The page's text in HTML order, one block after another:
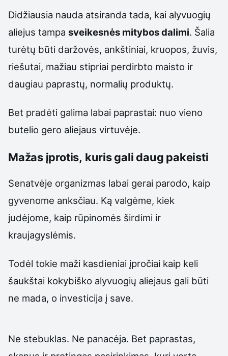
Didžiausia nauda atsiranda tada, kai alyvuogių
aliejus tampa sveikesnės mitybos dalimi. Šalia
turėtų būti daržovės, ankštiniai, kruopos, žuvis,
riešutai, mažiau stipriai perdirbto maisto ir
daugiau paprastų, normalių produktų.
Bet pradėti galima labai paprastai: nuo vieno
butelio gero aliejaus virtuvėje.
Mažas įprotis, kuris gali daug pakeisti
Senatvėje organizmas labai gerai parodo, kaip
gyvenome anksčiau. Ką valgėme, kiek
judėjome, kaip rūpinomės širdimi ir
kraujagyslėmis.
Todėl tokie maži kasdieniai įpročiai kaip keli
šaukštai kokybiško alyvuogių aliejaus gali būti
ne mada, o investicija į save.
Ne stebuklas. Ne panacėja. Bet paprastas,